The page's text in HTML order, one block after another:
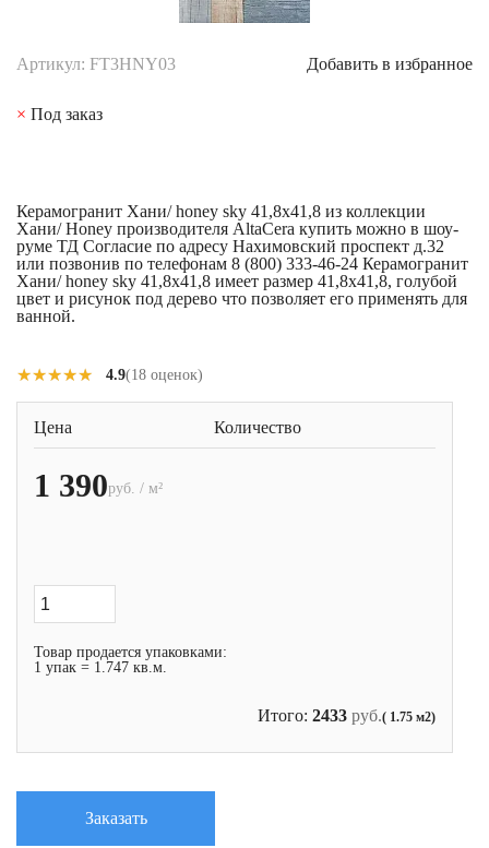
Артикул: FT3HNY03 Добавить в избранное
× Под заказ
Керамогранит Хани/ honey sky 41,8x41,8 из коллекции
Хани/ Honey производителя AltaCera купить можно в шоу-
руме ТД Согласие по адресу Нахимовский проспект д.32
или позвонив по телефонам 8 (800) 333-46-24 Керамогранит
Хани/ honey sky 41,8x41,8 имеет размер 41,8x41,8, голубой
цвет и рисунок под дерево что позволяет его применять для
ванной.
★★★★★
★★★★★ 4.9(18 оценок)
Цена Количество
1 390руб. / м²
Товар продается упаковками:
1 упак = 1.747 кв.м.
Итого: 2433 руб.( 1.75 м2)
Заказать